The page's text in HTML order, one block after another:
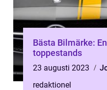
Bästa Bilmärke:
toppestands
23 augusti 2023
redaktionel